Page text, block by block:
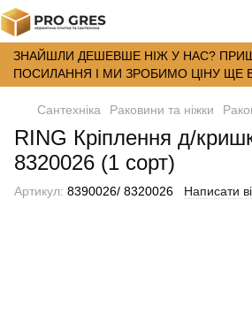
ЗНАЙШЛИ ДЕШЕВШЕ НІЖ У НАС?
ПОСИЛАННЯ І МИ ЗРОБИМО ЦІНУ ЩЕ
Сантехніка Раковини та ніжки
RING Кріплення д/
8320026 (1 сорт)
Артикул: 8390026/ 8320026 Написати